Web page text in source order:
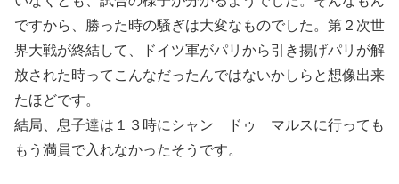
ですから、勝った時の騒ぎは大変なものでした。第２次世
界大戦が終結して、ドイツ軍がパリから引き揚げパリが解
放された時ってこんなだったんではないかしらと想像出来
たほどです。
結局、息子達は１３時にシャン ドゥ マルスに行っても
もう満員で入れなかったそうです。